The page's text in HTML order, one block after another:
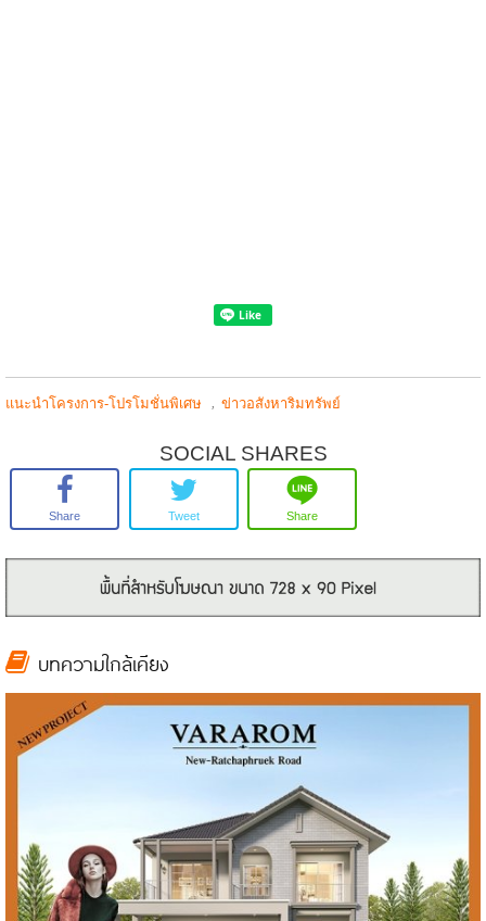
แนะนำโครงการ-โปรโมชั่นพิเศษ ข่าวอสังหาริมทรัพย์
SOCIAL SHARES
Share Tweet Share
บทความใกล้เคียง